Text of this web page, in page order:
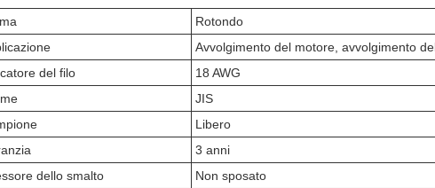
Rotondo
Avvolgimento del motore, avvolgimento
del filo
18 AWG
JIS
Libero
3 anni
dello smalto
Non sposato